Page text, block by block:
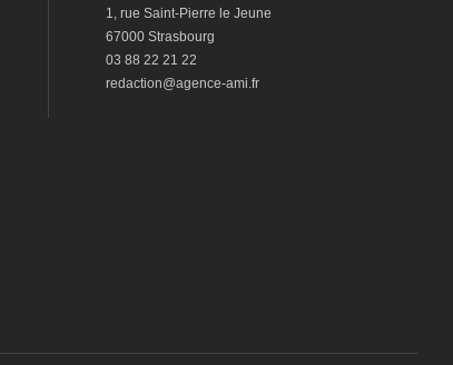
1, rue Saint-Pierre le Jeune
67000 Strasbourg
03 88 22 21 22
redaction@agence-ami.fr